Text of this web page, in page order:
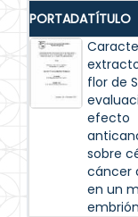
PORTADATÍTULO
flor de
efecto
sobre
cáncer
en un